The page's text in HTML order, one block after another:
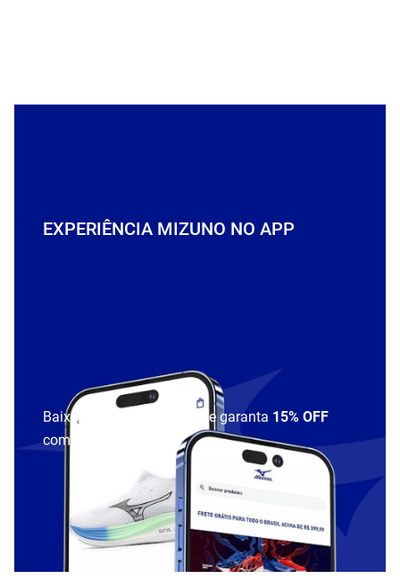
EXPERIÊNCIA MIZUNO NO APP
Baixe o aplicativo Mizuno e garanta 15% OFF
com cupom